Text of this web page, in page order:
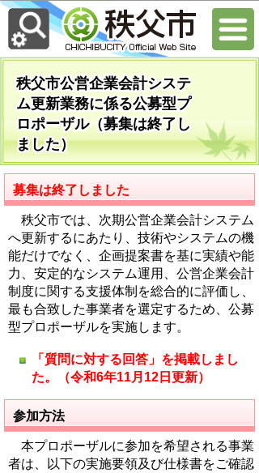
秩父市公営企業会計システ
ム更新業務に係る公募型プ
ロポーザル（募集は終了し
ました）
募集は終了しました
秩父市では、次期公営企業会計システム
へ更新するにあたり、技術やシステムの機
能だけでなく、企画提案書を基に実績や能
力、安定的なシステム運用、公営企業会計
制度に関する支援体制を総合的に評価し、
最も合致した事業者を選定するため、公募
型プロポーザルを実施します。
「質問に対する回答」を掲載しまし
た。（令和6年11月12日更新）
参加方法
本プロポーザルに参加を希望される事業
者は、以下の実施要領及び仕様書をご確認